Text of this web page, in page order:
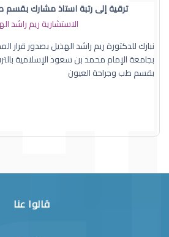
ترقية إلى رتبة استاذ مشارك
الاستشارية ريم راشد
نبارك للدكتورة ريم راشد الهذيل بصدور قرار
بجامعة الإمام محمد بن سعود الإسلامية
بقسم طب وجراحة العيون
قالوا عنا